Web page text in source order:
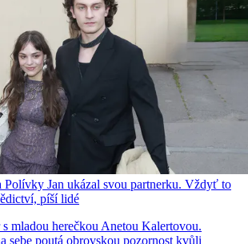
Polívky Jan ukázal svou partnerku. Vždyť to
píší lidé
mladou herečkou Anetou Kalertovou.
sebe poutá obrovskou pozornost kvůli